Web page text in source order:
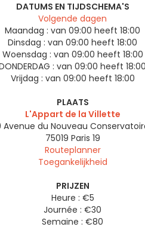
DATUMS EN TIJDSCHEMA'S
Volgende dagen
Maandag : van 09:00 heeft 18:00
Dinsdag : van 09:00 heeft 18:00
Woensdag : van 09:00 heeft 18:00
: van 09:00 heeft 18:00
Vrijdag : van 09:00 heeft 18:00
PLAATS
L'Appart de la Villette
Avenue du Nouveau
75019 Paris 19
Routeplanner
Toegankelijkheid
PRIJZEN
Heure : €5
Journée : €30
Semaine : €80